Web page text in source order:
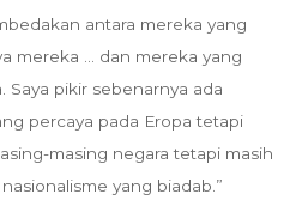
antara mereka yang
mereka … dan mereka yang
pikir sebenarnya ada
percaya pada Eropa tetapi
masing negara tetapi masih
yang biadab.”